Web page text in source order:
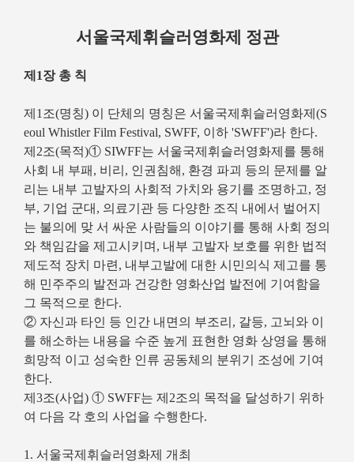
서울국제휘슬러영화제 정관
제1장 총 칙
제1조(명칭) 이 단체의 명칭은 서울국제휘슬러영화제(S
eoul Whistler Film Festival, SWFF, 이하 'SWFF')라 한다.
제2조(목적)① SIWFF는 서울국제휘슬러영화제를 통해
사회 내 부패, 비리, 인권침해, 환경 파괴 등의 문제를 알
리는 내부 고발자의 사회적 가치와 용기를 조명하고, 정
부, 기업 군대, 의료기관 등 다양한 조직 내에서 벌어지
는 불의에 맞 서 싸운 사람들의 이야기를 통해 사회 정의
와 책임감을 제고시키며, 내부 고발자 보호를 위한 법적
제도적 장치 마련, 내부고발에 대한 시민의식 제고를 통
해 민주주의 발전과 건강한 영화산업 발전에 기여함을
그 목적으로 한다.
② 자신과 타인 등 인간 내면의 부조리, 갈등, 고뇌와 이
를 해소하는 내용을 수준 높게 표현한 영화 상영을 통해
희망적 이고 성숙한 인류 공동체의 분위기 조성에 기여
한다.
제3조(사업) ① SWFF는 제2조의 목적을 달성하기 위하
여 다음 각 호의 사업을 수행한다.
1. 서울국제휘슬러영화제 개최